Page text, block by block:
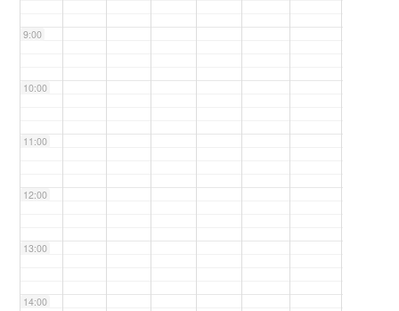
9:00
10:00
11:00
12:00
13:00
14:00